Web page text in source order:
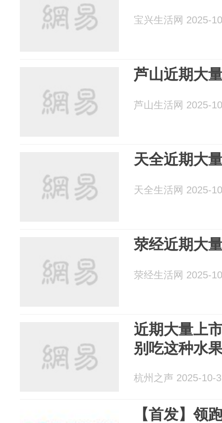
宝兴生活网 2025-
芦山近期大
芦山生活网 2025-
天全近期大
天全生活网 2025-
荥经近期大
荥经生活网 2025-
近期大量上
别吃这种水
杭州之声 2025-10-
【首发】领